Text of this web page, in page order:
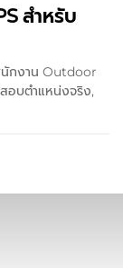
สำหรับ
นักงาน Outdoor
อบตำแหน่งจริง,